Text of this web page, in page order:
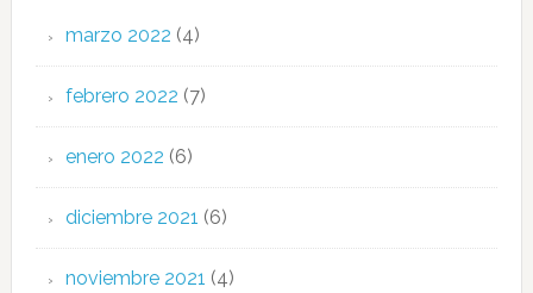
marzo 2022 (4)
febrero 2022 (7)
enero 2022 (6)
diciembre 2021 (6)
noviembre 2021 (4)